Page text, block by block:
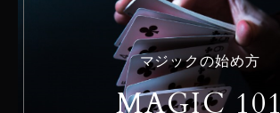
マジックの始め方
MAGIC 101